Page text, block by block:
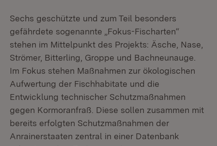
Sechs geschützte und zum Teil besonders
gefährdete sogenannte „Fokus-Fischarten“
stehen im Mittelpunkt des Projekts: Äsche, Nase,
Strömer, Bitterling, Groppe und Bachneunauge.
Im Fokus stehen Maßnahmen zur ökologischen
Aufwertung der Fischhabitate und die
Entwicklung technischer Schutzmaßnahmen
gegen Kormoranfraß. Diese sollen zusammen mit
bereits erfolgten Schutzmaßnahmen der
Anrainerstaaten zentral in einer Datenbank